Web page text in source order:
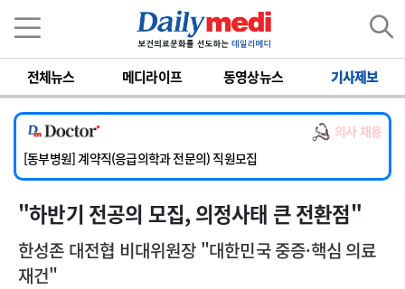
전체뉴스 메디라이프 동영상뉴스 기사제보
의사 채용
[서울아산병원] 2026년 하반기 인턴 모집
[영남대학교의료원] 마취통증의학과 임기제 임상의사 채용
[충남대학교병원] 소아청소년과(소아응급전담) 계약직 의사 공개채용
[동부병원] 계약직(응급의학과 전문의) 직원모집
[이대목동병원] 하반기 전공의(레지던트1년차) 모집
[서울아산병원] 2026년 하반기 인턴 모집
"하반기 전공의 모집, 의정사태 큰 전환점"
한성존 대전협 비대위원장 "대한민국 중증·핵심 의료
재건"